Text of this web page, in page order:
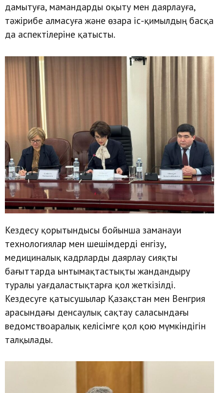
дамытуға, мамандарды оқыту мен даярлауға,
тәжірибе алмасуға және өзара іс-қимылдың басқа
да аспектілеріне қатысты.
Кездесу қорытындысы бойынша заманауи
технологиялар мен шешімдерді енгізу,
медициналық кадрларды даярлау сияқты
бағыттарда ынтымақтастықты жандандыру
туралы уағдаластықтарға қол жеткізілді.
Кездесуге қатысушылар Қазақстан мен Венгрия
арасындағы денсаулық сақтау саласындағы
ведомствоаралық келісімге қол қою мүмкіндігін
талқылады.